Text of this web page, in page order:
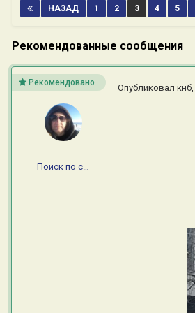
НАЗАД 1 2 3 4 5
Рекомендованные сообщения
Рекомендовано
Поиск по сайту
Опубликовал кнб,